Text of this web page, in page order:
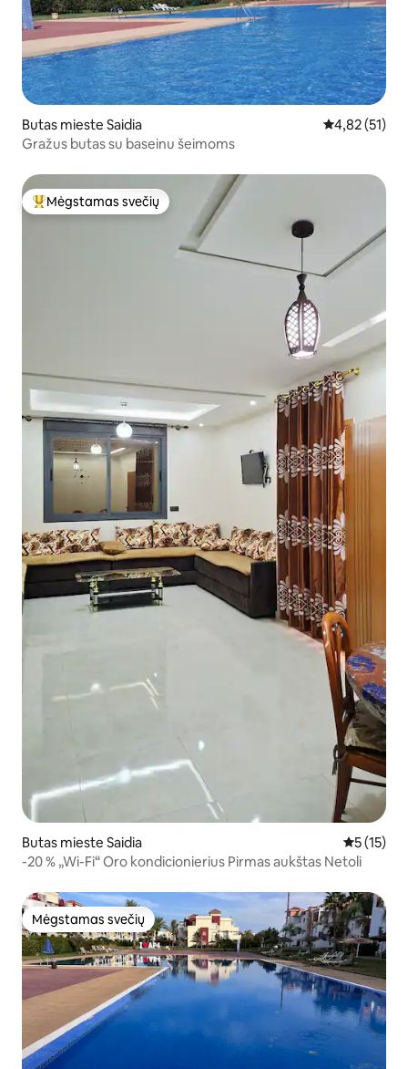
Butas mieste Saidia Vidutinis
4,82 (51)
Gražus butas su baseinu šeimoms
Svečių mėgstamiausias
Mėgstamas svečių
Butas mieste Saidia Vidutinis
5 (15)
-20 % „Wi-Fi“ Oro kondicionierius Pirmas aukštas Netoli
Mėgstamas svečių
Mėgstamas svečių